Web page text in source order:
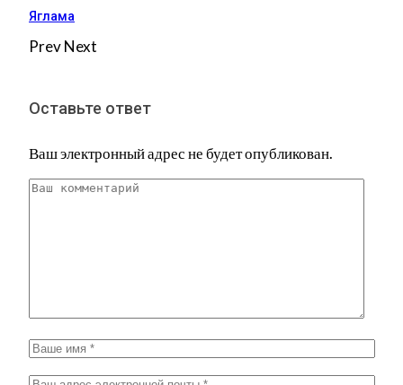
Яглама
PrevNext
Оставьте ответ
Ваш электронный адрес не будет опубликован.